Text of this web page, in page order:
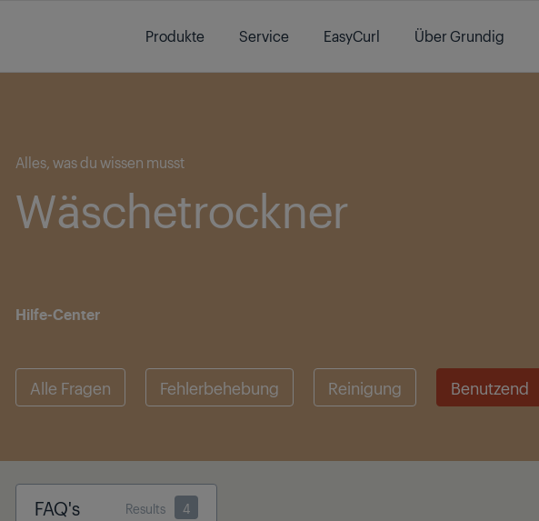
Produkte
Service EasyCurl Über Grundig
Alles, was du wissen musst
Wäschetrockner
Hilfe-Center
Alle Fragen Fehlerbehebung Reinigung Benutzend
FAQ's Results 4